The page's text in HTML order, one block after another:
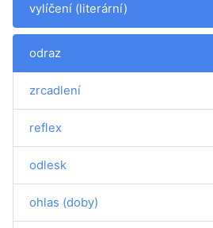
vylíčení (literární)
odraz
zrcadlení
reflex
odlesk
ohlas (doby)